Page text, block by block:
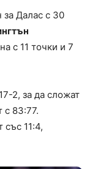
за Далас с 30
с 11 точки и 7
2, за да сложат
с 83:77.
със 11:4,